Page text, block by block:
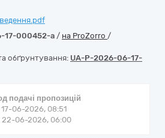
17-000452-a / на ProZorro /
обґрунтування: UA-P-2026-06-17-
подачі пропозицій
17-06-2026, 08:51
22-06-2026, 06:00